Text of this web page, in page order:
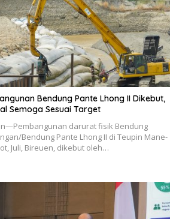
Bendung Pante Lhong II Dikebut,
Semoga Sesuai Target
darurat fisik Bendung
Bendung Pante Lhong II di Teupin Mane-
Juli, Bireuen, dikebut oleh…